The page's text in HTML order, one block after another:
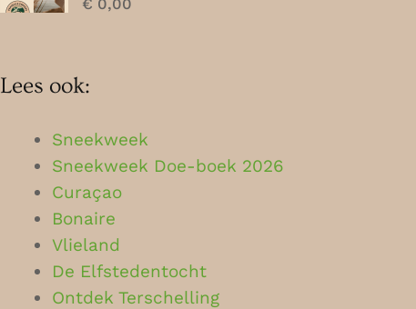
Lees ook:
Sneekweek
Sneekweek Doe-boek 2026
Curaçao
Bonaire
Vlieland
De Elfstedentocht
Ontdek Terschelling